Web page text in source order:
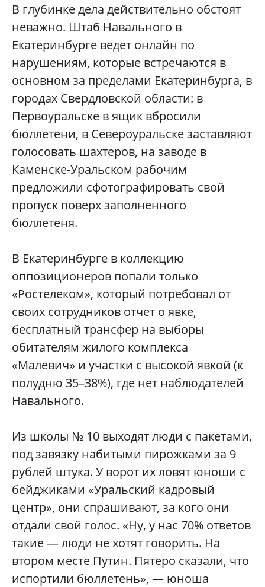
В глубинке дела действительно обстоят
неважно. Штаб Навального в
Екатеринбурге ведет онлайн по
нарушениям, которые встречаются в
основном за пределами Екатеринбурга, в
городах Свердловской области: в
Первоуральске в ящик вбросили
бюллетени, в Североуральске заставляют
голосовать шахтеров, на заводе в
Каменске-Уральском рабочим
предложили сфотографировать свой
пропуск поверх заполненного
бюллетеня.
В Екатеринбурге в коллекцию
оппозиционеров попали только
«Ростелеком», который потребовал от
своих сотрудников отчет о явке,
бесплатный трансфер на выборы
обитателям жилого комплекса
«Малевич» и участки с высокой явкой (к
полудню 35–38%), где нет наблюдателей
Навального.
Из школы № 10 выходят люди с пакетами,
под завязку набитыми пирожками за 9
рублей штука. У ворот их ловят юноши с
бейджиками «Уральский кадровый
центр», они спрашивают, за кого они
отдали свой голос. «Ну, у нас 70% ответов
такие — люди не хотят говорить. На
втором месте Путин. Пятеро сказали, что
испортили бюллетень», — юноша